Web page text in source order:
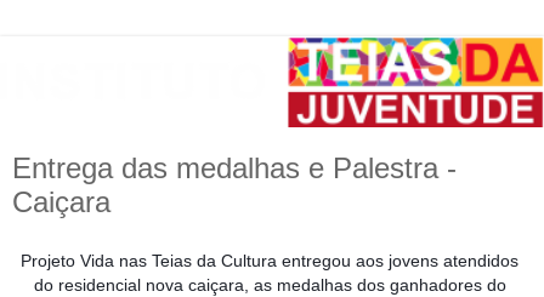
Entrega das medalhas e Palestra -
Caiçara
Projeto Vida nas Teias da Cultura entregou aos jovens atendidos
do residencial nova caiçara, as medalhas dos ganhadores do